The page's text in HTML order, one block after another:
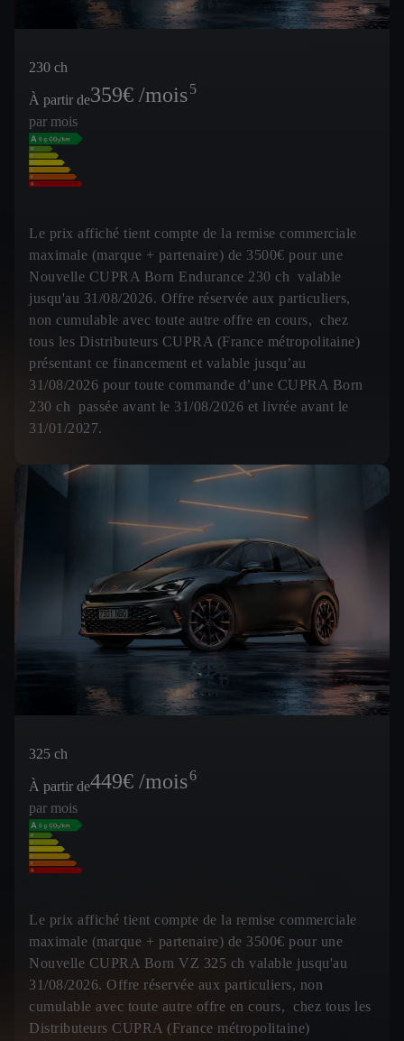
230 ch
À partir de359€ /mois5
par mois
Le prix affiché tient compte de la remise commerciale
maximale (marque + partenaire) de 3500€ pour une
Nouvelle CUPRA Born Endurance 230 ch valable
jusqu'au 31/08/2026. Offre réservée aux particuliers,
non cumulable avec toute autre offre en cours, chez
tous les Distributeurs CUPRA (France métropolitaine)
présentant ce financement et valable jusqu’au
31/08/2026 pour toute commande d’une CUPRA Born
230 ch passée avant le 31/08/2026 et livrée avant le
31/01/2027.
325 ch
À partir de449€ /mois6
par mois
Le prix affiché tient compte de la remise commerciale
maximale (marque + partenaire) de 3500€ pour une
Nouvelle CUPRA Born VZ 325 ch valable jusqu'au
31/08/2026. Offre réservée aux particuliers, non
cumulable avec toute autre offre en cours, chez tous les
Distributeurs CUPRA (France métropolitaine)